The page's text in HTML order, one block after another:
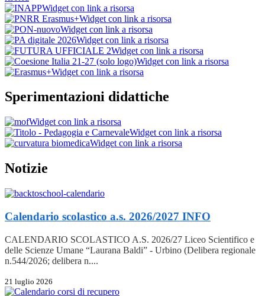
Widget con link a risorsa
Widget con link a risorsa
Widget con link a risorsa
Widget con link a risorsa
Widget con link a risorsa
Widget con link a risorsa
Widget con link a risorsa
Sperimentazioni didattiche
Widget con link a risorsa
Widget con link a risorsa
Widget con link a risorsa
Notizie
Calendario scolastico a.s. 2026/2027 INFO
CALENDARIO SCOLASTICO A.S. 2026/27 Liceo Scientifico e
delle Scienze Umane “Laurana Baldi” - Urbino (Delibera regionale
n.544/2026; delibera n....
21 luglio 2026